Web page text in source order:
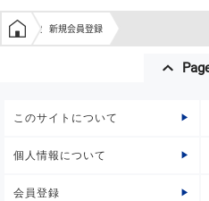
学生の窓口トップ
新規会員登録
このサイトについて
個人情報について
会員登録